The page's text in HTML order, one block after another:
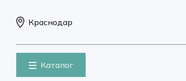
Краснодар
Каталог